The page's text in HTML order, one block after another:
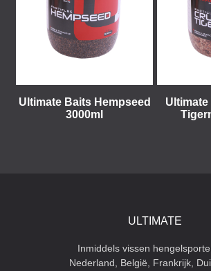
Ultimate Baits Hempseed
3000ml
ULTIMATE
Inmiddels vissen
Nederland, België, Frankrijk,